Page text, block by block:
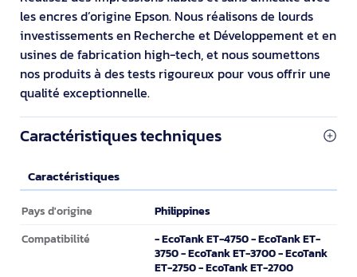
les encres d’origine Epson. Nous réalisons de lourds
investissements en Recherche et Développement et en
usines de fabrication high-tech, et nous soumettons
nos produits à des tests rigoureux pour vous offrir une
qualité exceptionnelle.
Caractéristiques techniques
Caractéristiques
Caractéristiques
Pays d'origine Philippines
Compatibilité
- EcoTank ET-4750 - EcoTank ET-
3750 - EcoTank ET-3700 - EcoTank
ET-2750 - EcoTank ET-2700